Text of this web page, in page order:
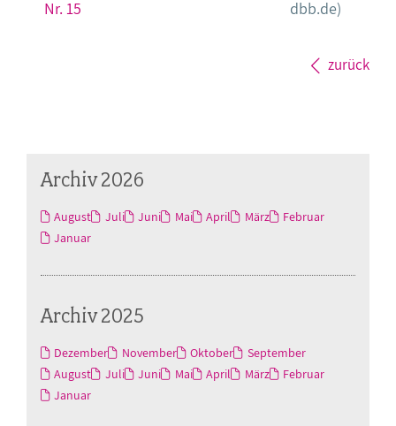
Nr. 15 dbb.de)
zurück
Archiv 2026
August Juli Juni Mai April März
Februar
Januar
Archiv 2025
Dezember November Oktober
September
August
Juli Juni Mai April März
Februar
Januar